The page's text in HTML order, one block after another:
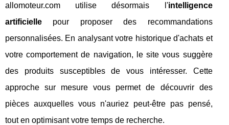
allomoteur.com utilise désormais l'intelligence
artificielle pour proposer des recommandations
personnalisées. En analysant votre historique d'achats et
votre comportement de navigation, le site vous suggère
des produits susceptibles de vous intéresser. Cette
approche sur mesure vous permet de découvrir des
pièces auxquelles vous n'auriez peut-être pas pensé,
tout en optimisant votre temps de recherche.